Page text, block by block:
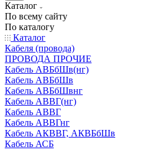
Каталог
По всему сайту
По каталогу
Каталог
Кабеля (провода)
ПРОВОДА ПРОЧИЕ
Кабель АВБбШв(нг)
Кабель АВБбШв
Кабель АВБбШвнг
Кабель АВВГ(нг)
Кабель АВВГ
Кабель АВВГнг
Кабель АКВВГ, АКВБбШв
Кабель АСБ